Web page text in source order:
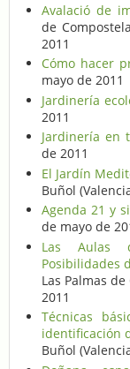
Avalació de
de
2011
Cómo hacer
mayo de 2011
Jardinería
2011
Jardinería en
de 2011
El Jardín
Buñol
Agenda 21 y
de mayo de
Las Aulas
Posibilidades
Las Palmas
2011
Técnicas
identificación
Buñol